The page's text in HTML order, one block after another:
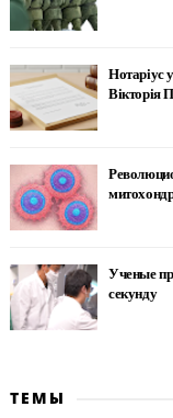
Нотаріус
Вікторія
Ученые
секунду
ТЕМЫ